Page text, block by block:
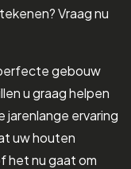
Vraag nu
gebouw
u graag helpen
jarenlange ervaring
uw houten
het nu gaat om